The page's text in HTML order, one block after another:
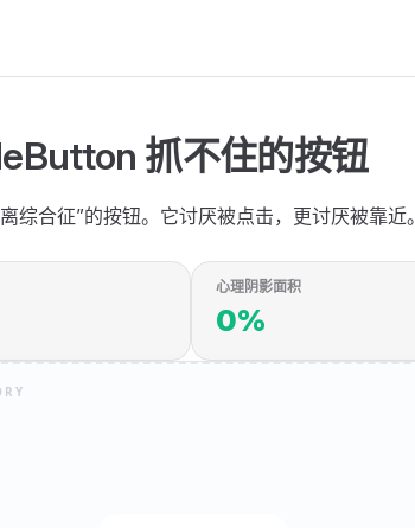
抓不住的按钮
综合征”的按钮。它讨厌被点击，更讨厌被靠近。
心理阴影面积
0%